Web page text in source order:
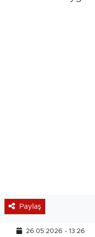
Paylaş
26.05.2026 - 13:26